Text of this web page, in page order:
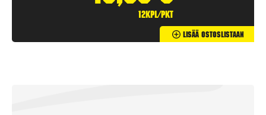
12kpl/pkt
Lisää Ostoslistaan